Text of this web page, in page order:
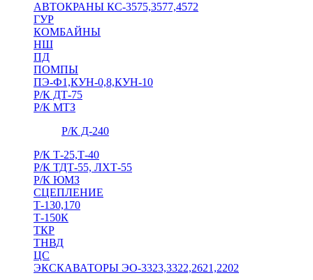
АВТОКРАНЫ КС-3575,3577,4572
ГУР
КОМБАЙНЫ
НШ
ПД
ПОМПЫ
ПЭ-Ф1,КУН-0,8,КУН-10
Р/К ДТ-75
Р/К МТЗ
Р/К Д-240
Р/К Т-25,Т-40
Р/К ТДТ-55, ЛХТ-55
Р/К ЮМЗ
СЦЕПЛЕНИЕ
Т-130,170
Т-150К
ТКР
ТНВД
ЦС
ЭКСКАВАТОРЫ ЭО-3323,3322,2621,2202